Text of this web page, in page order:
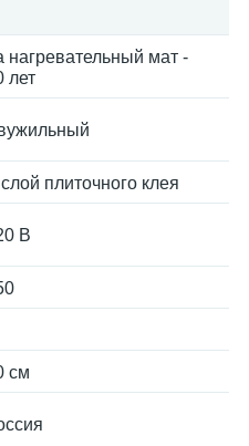
нагревательный мат -
лет
плиточного клея
В
см